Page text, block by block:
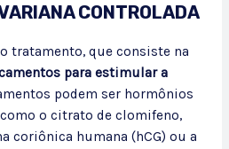
CONTROLADA
tratamento, que consiste na
para estimular a
podem ser hormônios
o citrato de clomifeno,
coriônica humana (hCG) ou a